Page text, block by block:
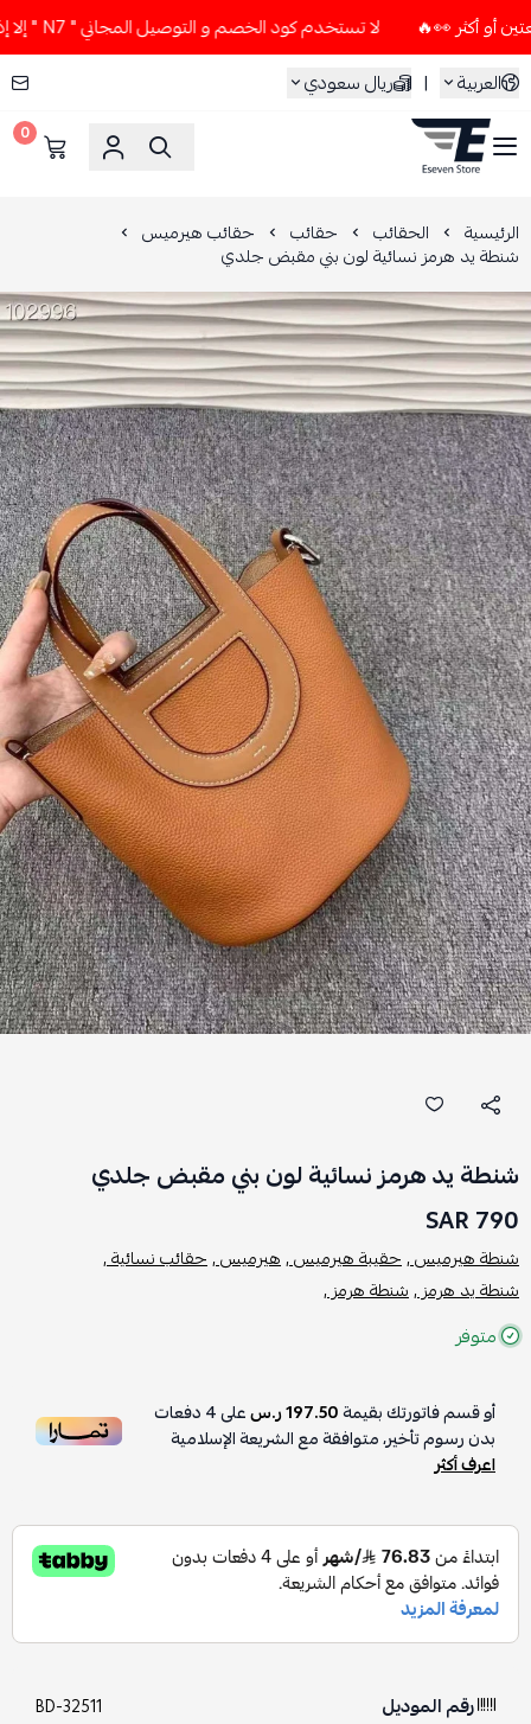
لا تستخدم كود الخصم و التوصيل المجاني " N7 " إلا إذا طلبت قطعتين أو أكثر 👀🔥
العربية
| ريال سعودي
ESEVEN STORE
0
الرئيسية الحقائب حقائب حقائب هيرميس
شنطة يد هرمز نسائية لون بني مقبض جلدي
شنطة يد هرمز نسائية لون بني مقبض جلدي
790 SAR
شنطة هيرميس ,حقيبة هيرميس ,هيرميس ,حقائب نسائية ,
شنطة يد هرمز ,شنطة هرمز ,
متوفر
أو قسم فاتورتك بقيمة197.50 ر.س على4دفعات
بدون رسوم تأخير، متوافقة مع الشريعة الإسلامية
اعرف أكثر
رقم الموديل BD-32511